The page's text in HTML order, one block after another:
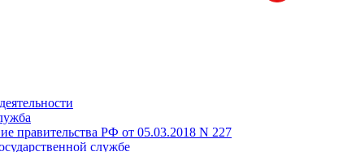
правительства РФ от 05.03.2018 N 227
службе